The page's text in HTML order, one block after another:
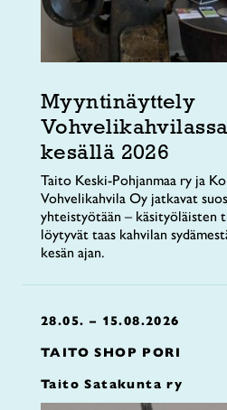
Myyntinäyttely
kesällä 2026
Taito Keski-Pohjanmaa ry ja
Vohvelikahvila Oy jatkavat
yhteistyötään – käsityöläisten
löytyvät taas kahvilan
kesän ajan.
28.05. – 15.08.2026
TAITO SHOP PORI
Taito Satakunta ry